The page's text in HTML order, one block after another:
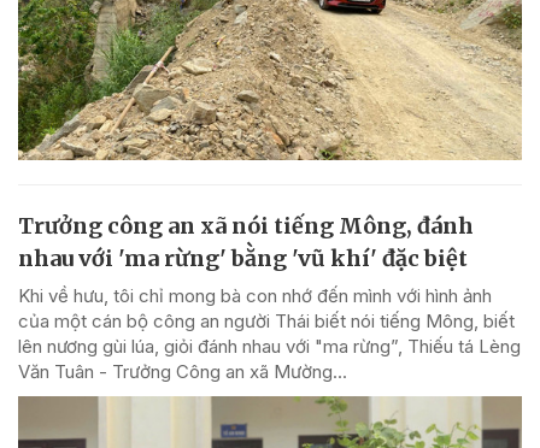
Trưởng công an xã nói tiếng Mông, đánh
nhau với 'ma rừng' bằng 'vũ khí' đặc biệt
Khi về hưu, tôi chỉ mong bà con nhớ đến mình với hình ảnh
của một cán bộ công an người Thái biết nói tiếng Mông, biết
lên nương gùi lúa, giỏi đánh nhau với "ma rừng”, Thiếu tá Lèng
Văn Tuân - Trưởng Công an xã Mường...